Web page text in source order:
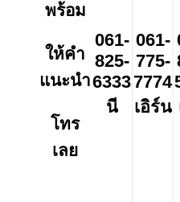
พร้อม
ให้คำ
แนะนำ
โทร
เลย
061-
825-
6333
นี
061-
775-
7774
เอิร์น